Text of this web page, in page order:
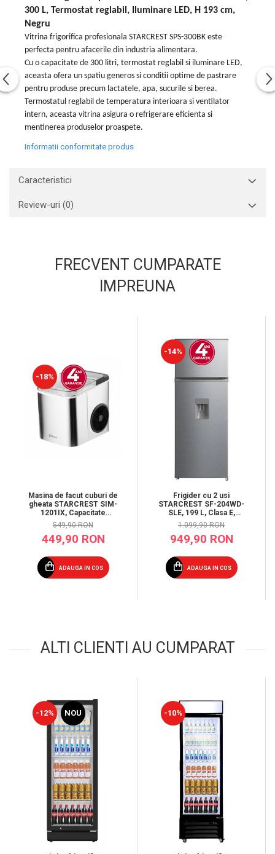
300 L, Termostat reglabil, Iluminare LED, H 193 cm,
Negru
Vitrina frigorifica profesionala STARCREST SPS-300BK este
perfecta pentru afacerile din industria alimentara.
Cu o capacitate de 300 litri, termostat reglabil si iluminare LED,
aceasta ofera un spatiu generos si conditii optime de pastrare
pentru produse precum lactatele, apa, sucurile si berea.
Termostatul reglabil de temperatura interioara si ventilator
intern, aceasta vitrina asigura o refrigerare eficienta si
mentinerea produselor proaspete.
Informatii conformitate produs
Caracteristici
Review-uri (0)
FRECVENT CUMPARATE
IMPREUNA
-18%
Masina de facut cuburi de
gheata STARCREST SIM-
1201IX, Capacitate
12Kg/24h, Doua
dimensiuni pentru cuburi,
Rezervor apa 1.3 l, Inox
549,90 RON
449,90 RON
ADAUGA IN COS
-14%
Frigider cu 2 usi
STARCREST SF-204WD-
SLE, 199 L, Clasa E,
Dozator Apa, Iluminare
LED, Termostat Ajustabil,
Usi reversibile, H 143 cm,
Argintiu
1.099,90 RON
949,90 RON
ADAUGA IN COS
ALTI CLIENTI AU CUMPARAT
-12% NOU -10%